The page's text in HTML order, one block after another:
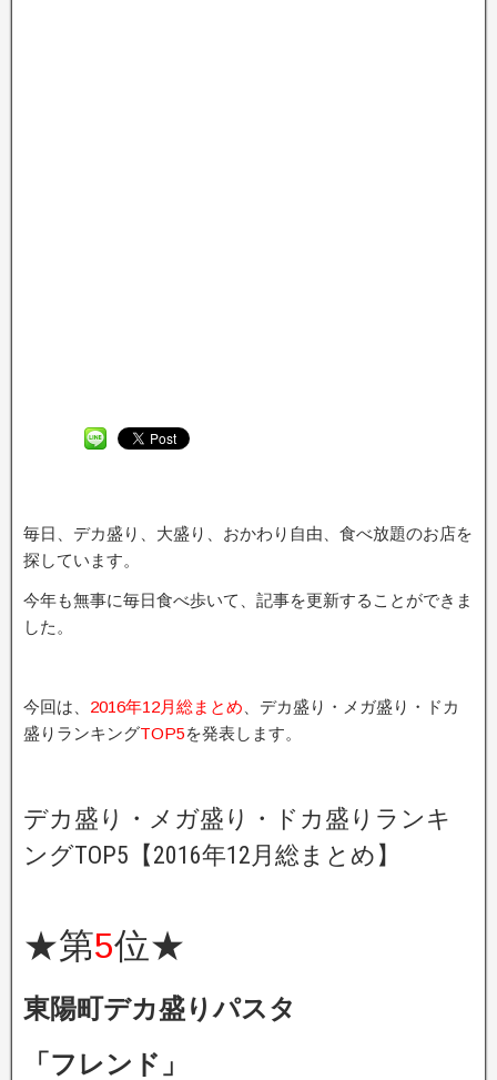
毎日、デカ盛り、大盛り、おかわり自由、食べ放題のお店を
探しています。
今年も無事に毎日食べ歩いて、記事を更新することができま
した。
今回は、 2016年12月総まとめ 、デカ盛り・メガ盛り・ドカ
盛りランキングTOP5を発表します。
デカ盛り・メガ盛り・ドカ盛りランキ
ングTOP5【2016年12月総まとめ】
★第5位★
東陽町デカ盛りパスタ
「フレンド」